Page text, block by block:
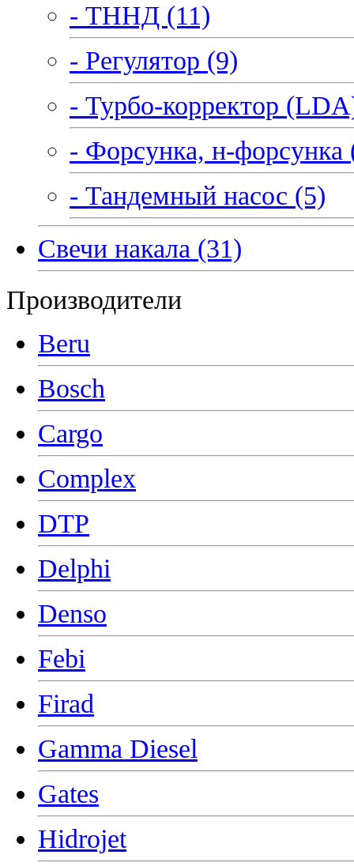
- ТННД (11)
- Регулятор (9)
- Турбо-корректор
- Форсунка, н-форсунка
- Тандемный насос (5)
Свечи накала (31)
Производители
Beru
Bosch
Cargo
Complex
DTP
Delphi
Denso
Febi
Firad
Gamma Diesel
Gates
Hidrojet